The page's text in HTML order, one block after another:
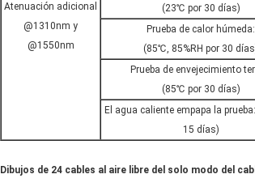
Atenuación adicional
@1310nm y
@1550nm
(23℃ por 30 días)
Prueba de calor húmeda:
(85℃, 85%RH por 30
Prueba de envejecimiento
(85℃ por 30 días)
El agua caliente empapa la
15 días)
Dibujos de 24 cables al aire libre del solo modo del